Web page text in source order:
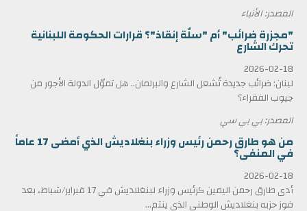
المصدر: الأنباء
"مجزرة ضرائب" أم "سلّة إنقاذ"؟ قرارات الحكومة اللبنانية
تحرك الشارع
2026-02-18
لبنان: ضرائب جديدة تُشعل الشارع والبرلمان.. هل تموّل الدولة الأجور من
جيوب الفقراء؟
المصدر: بي بي سي
من هو طارق رحمن رئيس وزراء بنغلاديش الذي أمضى 17 عاماً
في المنفى؟
2026-02-18
أدى طارق رحمن اليمين كرئيس وزراء لبنغلاديش في 17 فبراير/شباط، بعد
فوز حزبه بنغلاديش الوطني الذي ينتم...